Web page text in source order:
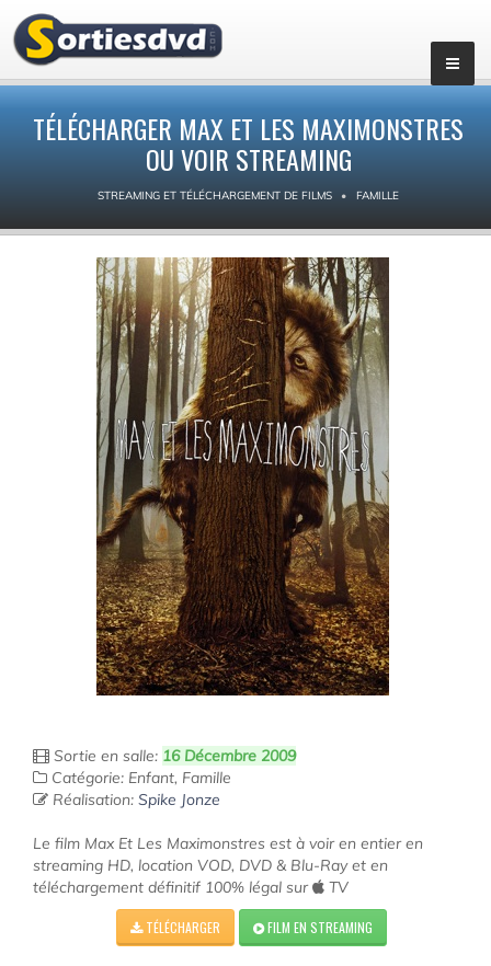
TÉLÉCHARGER MAX ET LES MAXIMONSTRES
OU VOIR STREAMING
STREAMING ET TÉLÉCHARGEMENT DE FILMS FAMILLE
Sortie en salle: 16 Décembre 2009
Catégorie: Enfant, Famille
Réalisation: Spike Jonze
Le film Max Et Les Maximonstres est à voir en entier en
streaming HD, location VOD, DVD & Blu-Ray et en
téléchargement définitif 100% légal sur
TV
TÉLÉCHARGER FILM EN STREAMING